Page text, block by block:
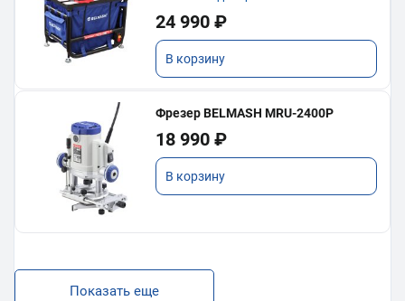
24 990 ₽
В корзину
Фрезер BELMASH MRU-2400P
18 990 ₽
В корзину
Показать еще